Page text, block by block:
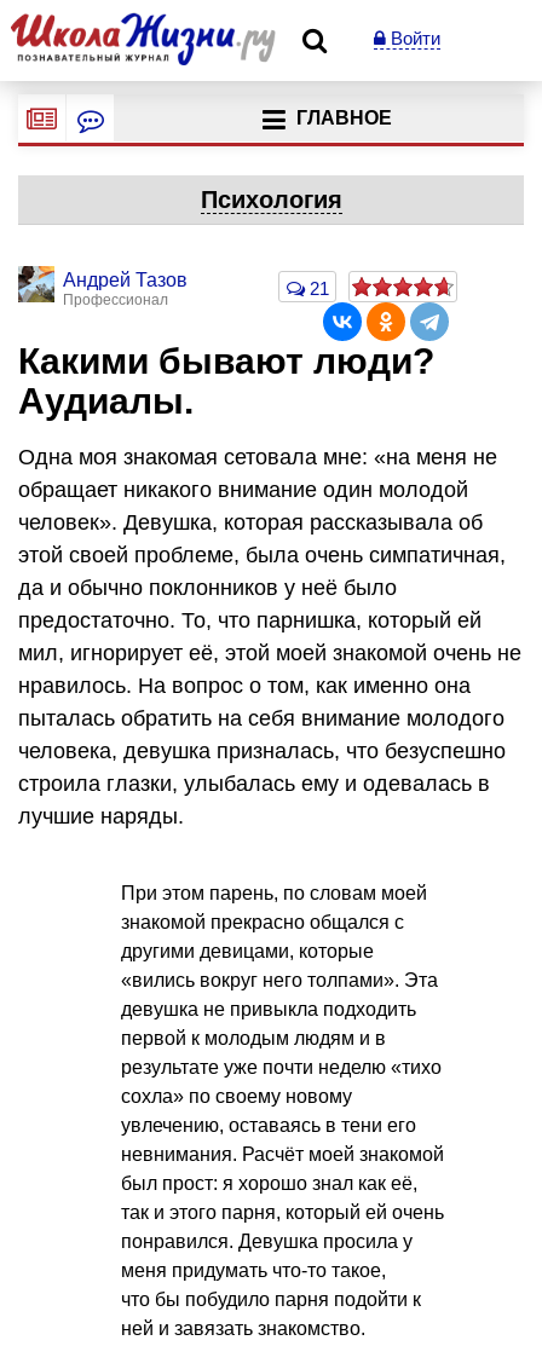
Войти
ГЛАВНОЕ
Психология
Андрей Тазов
Профессионал
21
Какими бывают люди?
Аудиалы.
Одна моя знакомая сетовала мне: «на меня не
обращает никакого внимание один молодой
человек». Девушка, которая рассказывала об
этой своей проблеме, была очень симпатичная,
да и обычно поклонников у неё было
предостаточно. То, что парнишка, который ей
мил, игнорирует её, этой моей знакомой очень не
нравилось. На вопрос о том, как именно она
пыталась обратить на себя внимание молодого
человека, девушка призналась, что безуспешно
строила глазки, улыбалась ему и одевалась в
лучшие наряды.
При этом парень, по словам моей
знакомой прекрасно общался с
другими девицами, которые
«вились вокруг него толпами». Эта
девушка не привыкла подходить
первой к молодым людям и в
результате уже почти неделю «тихо
сохла» по своему новому
увлечению, оставаясь в тени его
невнимания. Расчёт моей знакомой
был прост: я хорошо знал как её,
так и этого парня, который ей очень
понравился. Девушка просила у
меня придумать что-то такое,
что бы побудило парня подойти к
ней и завязать знакомство.